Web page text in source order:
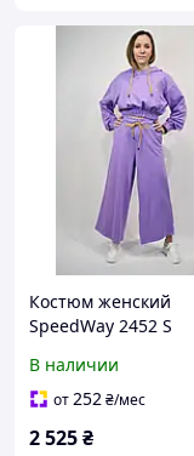
Костюм женский
SpeedWay 2452 S
В наличии
от252₴/мес
2 525₴